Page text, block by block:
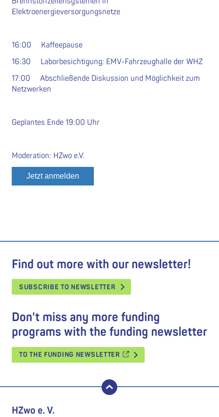
Elektroenergieversorgungsnetze
16:00 Kaffeepause
16:30 Laborbesichtigung: EMV-Fahrzeughalle der WHZ
17:00 Abschließende Diskussion und Möglichkeit zum
Netzwerken
Geplantes Ende 19:00 Uhr
Moderation: HZwo e.V.
Jetzt anmelden
Find out more with our newsletter!
SUBSCRIBE TO NEWSLETTER
Don't miss any more funding
programs with the funding newsletter
TO THE FUNDING NEWSLETTER
back to top
HZwo e. V.